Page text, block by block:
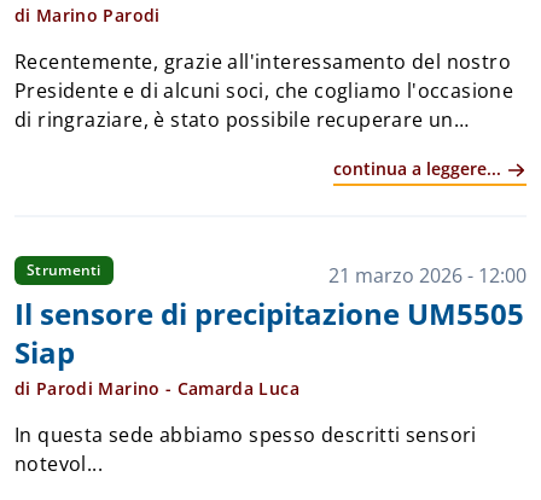
di Marino Parodi
Recentemente, grazie all'interessamento del nostro
Presidente e di alcuni soci, che cogliamo l'occasione
di ringraziare, è stato possibile recuperare un
conservato in condizioni pressoché perfette ...
continua a leggere...
Strumenti 21 marzo 2026 - 12:00
Il sensore di precipitazione UM5505
Siap
di Parodi Marino - Camarda Luca
In questa sede abbiamo spesso descritti sensori
notevol...